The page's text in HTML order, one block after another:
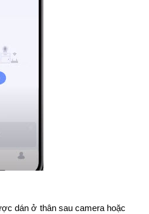
dán ở thân sau camera hoặc